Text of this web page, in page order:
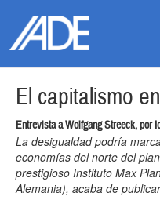
El capitalismo
Entrevista a Wolfgang Streeck, por
La desigualdad podría
economías del norte del
prestigioso Instituto Max
Alemania), acaba de